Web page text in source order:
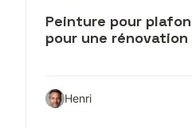
Peinture pour
pour une rénovation
Henri